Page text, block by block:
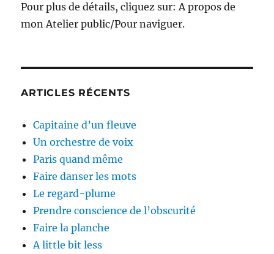
Pour plus de détails, cliquez sur: A propos de
mon Atelier public/Pour naviguer.
ARTICLES RÉCENTS
Capitaine d’un fleuve
Un orchestre de voix
Paris quand même
Faire danser les mots
Le regard-plume
Prendre conscience de l’obscurité
Faire la planche
A little bit less